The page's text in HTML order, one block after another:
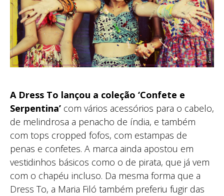
A Dress To lançou a coleção ‘Confete e
Serpentina’ com vários acessórios para o cabelo,
de melindrosa a penacho de índia, e também
com tops cropped fofos, com estampas de
penas e confetes. A marca ainda apostou em
vestidinhos básicos como o de pirata, que já vem
com o chapéu incluso. Da mesma forma que a
Dress To, a Maria Filó também preferiu fugir das